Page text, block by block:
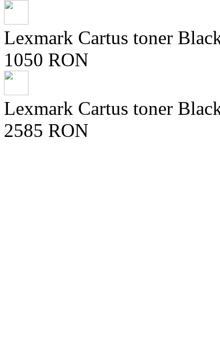
Lexmark Cartus toner
1050 RON
Lexmark Cartus toner
2585 RON